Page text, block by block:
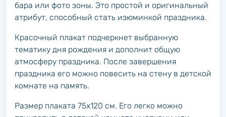
бара или фото зоны. Это простой и оригинальный
атрибут, способный стать изюминкой праздника.
Красочный плакат подчеркнет выбранную
тематику дня рождения и дополнит общую
атмосферу праздника. После завершения
праздника его можно повесить на стену в детской
комнате на память.
Размер плаката 75х120 см. Его легко можно